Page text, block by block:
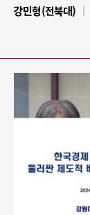
강민형(전북대)